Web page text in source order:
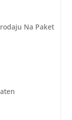
Na Paket